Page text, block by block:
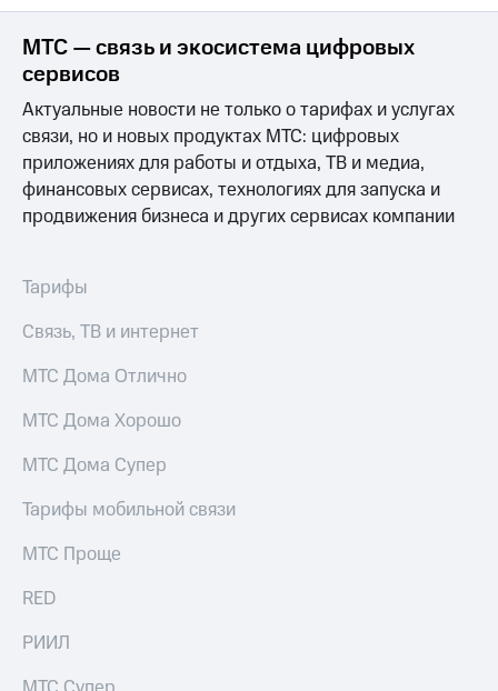
МТС — связь и экосистема цифровых
сервисов
Актуальные новости не только о тарифах и услугах
связи, но и новых продуктах МТС: цифровых
приложениях для работы и отдыха, ТВ и медиа,
финансовых сервисах, технологиях для запуска и
продвижения бизнеса и других сервисах компании
Тарифы
Связь, ТВ и интернет
МТС Дома Отлично
МТС Дома Хорошо
МТС Дома Супер
Тарифы мобильной связи
МТС Проще
RED
РИИЛ